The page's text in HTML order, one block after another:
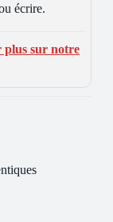
écrire.
plus sur notre